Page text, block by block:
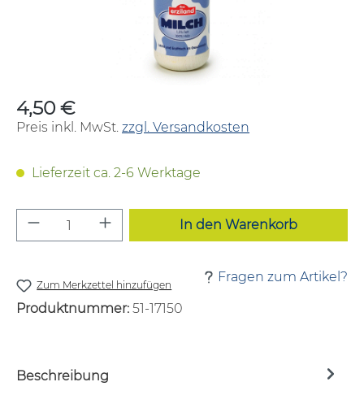
Regulärer Preis:
4,50 €
Preis inkl. MwSt. zzgl. Versandkosten
Lieferzeit ca. 2-6 Werktage
Produkt Anzahl: Gib den
In den Warenkorb
Zum Merkzettel hinzufügen
Fragen zum Artikel?
Produktnummer: 51-17150
Beschreibung